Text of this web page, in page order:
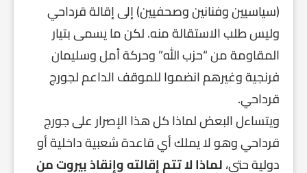
(سياسيين وفنانين وصحفيين) إلى إقالة قرداحي
وليس طلب الاستقالة منه. لكن ما يسمى بتيار
المقاومة من “حزب الله” وحركة أمل وسليمان
فرنجية وغيرهم انضموا للموقف الداعم لجورج
قرداحي.
ويتساءل البعض لماذا كل هذا الإصرار على جورج
قرداحي وهو لا يملك أي قاعدة شعبية داخلية أو
دولية حتى،لماذا لا تتم إقالته وإنقاذ بيروت من